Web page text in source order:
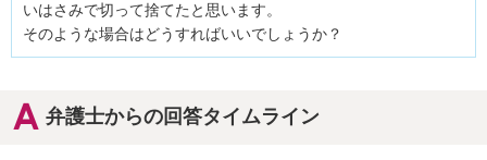
いはさみで切って捨てたと思います。
そのような場合はどうすればいいでしょうか？
弁護士からの回答タイムライン